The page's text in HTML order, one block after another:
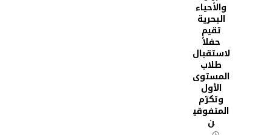
والأحياء
البحرية
تقيم
حفلاً
لاستقبال
طلاب
المستوى
الأول
وتكرّم
المتفوقي
ن